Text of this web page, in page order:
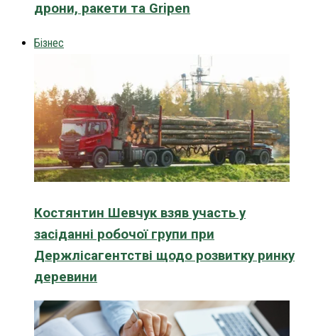
дрони, ракети та Gripen
Бізнес
Костянтин Шевчук взяв участь у
засіданні робочої групи при
Держлісагентстві щодо розвитку ринку
деревини